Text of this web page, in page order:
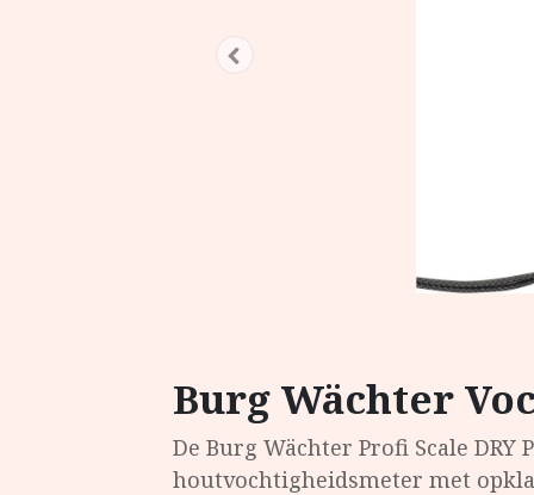
Burg Wächter
De Burg Wächter Profi Scale DRY
houtvochtigheidsmeter met